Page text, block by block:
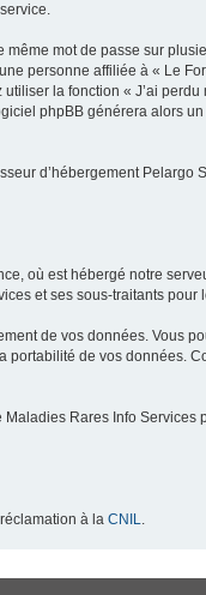
mot de passe sur
personne affiliée à « Le
la fonction « J’ai
phpBB générera alors
d’hébergement Pelargo
où est hébergé notre
et ses sous-traitants pour
de vos données. Vous
portabilité de vos données.
Rares Info Services
à la CNIL.